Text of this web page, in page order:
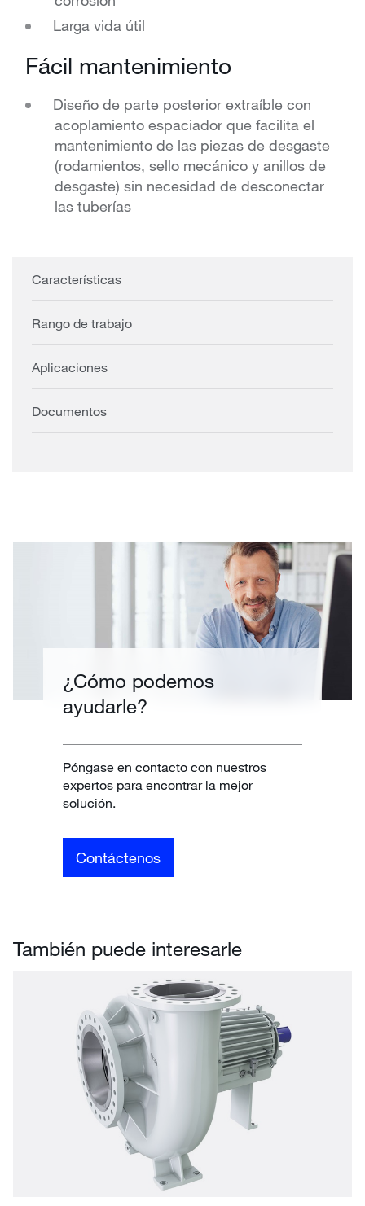
Larga vida útil
Fácil mantenimiento
Diseño de parte posterior extraíble con
acoplamiento espaciador que facilita el
mantenimiento de las piezas de desgaste
(rodamientos, sello mecánico y anillos de
desgaste) sin necesidad de desconectar
las tuberías
Características
Rango de trabajo
Aplicaciones
Documentos
¿Cómo podemos
ayudarle?
Póngase en contacto con nuestros
expertos para encontrar la mejor
solución.
Contáctenos
También puede interesarle